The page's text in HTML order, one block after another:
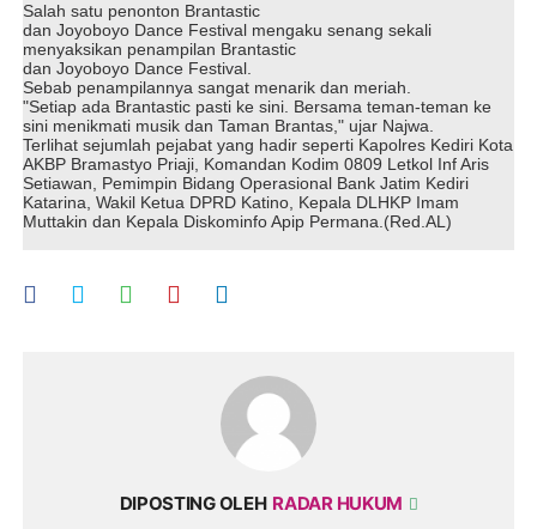
Salah satu penonton Brantastic
dan Joyoboyo Dance Festival mengaku senang sekali
menyaksikan penampilan Brantastic
dan Joyoboyo Dance Festival.
Sebab penampilannya sangat menarik dan meriah.
"Setiap ada Brantastic pasti ke sini. Bersama teman-teman ke
sini menikmati musik dan Taman Brantas," ujar Najwa.
Terlihat sejumlah pejabat yang hadir seperti Kapolres Kediri Kota
AKBP Bramastyo Priaji, Komandan Kodim 0809 Letkol Inf Aris
Setiawan, Pemimpin Bidang Operasional Bank Jatim Kediri
Katarina, Wakil Ketua DPRD Katino, Kepala DLHKP Imam
Muttakin dan Kepala Diskominfo Apip Permana.(Red.AL)
DIPOSTING OLEH RADAR HUKUM